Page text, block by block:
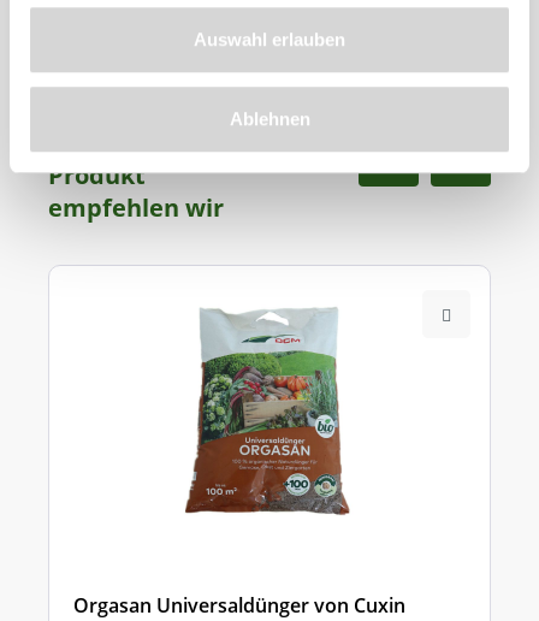
Auswahl erlauben
Ablehnen
Produkt
empfehlen wir
Orgasan Universaldünger von Cuxin